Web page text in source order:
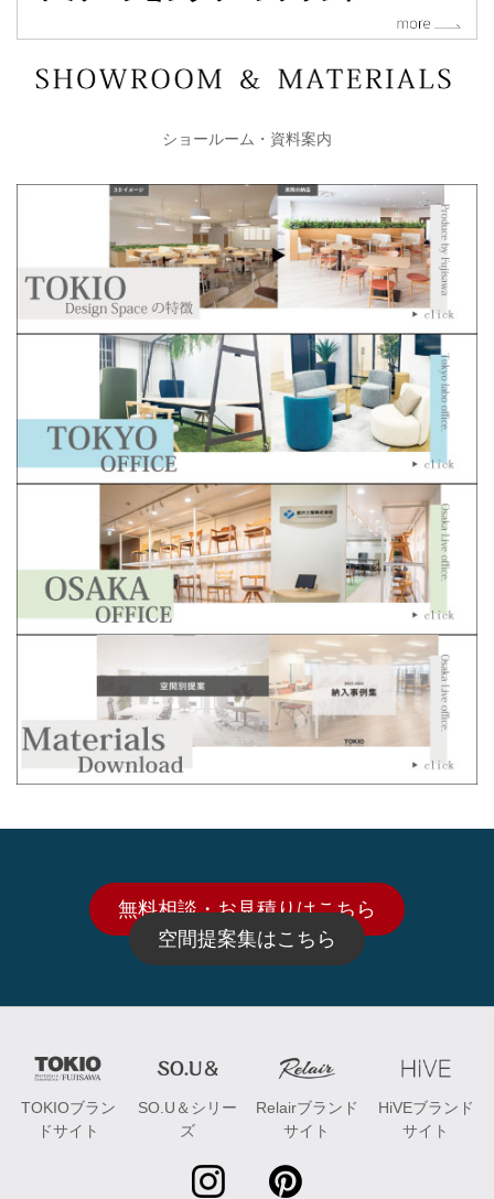
ショールーム・資料案内
無料相談・お見積りはこちら
空間提案集はこちら
TOKIOブラン
ドサイト
SO.U＆シリー
ズ
Relairブランド
サイト
HiVEブランド
サイト